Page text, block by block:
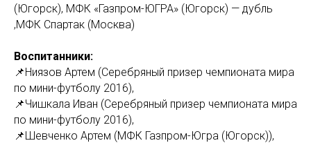
(Югорск), МФК «Газпром-ЮГРА» (Югорск) — дубль
,МФК Спартак (Москва)
Воспитанники:
📌Ниязов Артем (Серебряный призер чемпионата мира
по мини-футболу 2016),
📌Чишкала Иван (Серебряный призер чемпионата мира
по мини-футболу 2016),
📌Шевченко Артем (МФК Газпром-Югра (Югорск)),